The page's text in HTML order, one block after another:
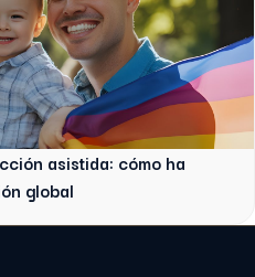
asistida: cómo ha
global